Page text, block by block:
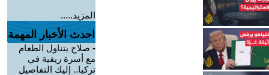
المزيد.....
احدث الأخبار المهمة
- صلاح يتناول الطعام
مع أسرة ريفية في
تركيا.. إليك التفاصيل